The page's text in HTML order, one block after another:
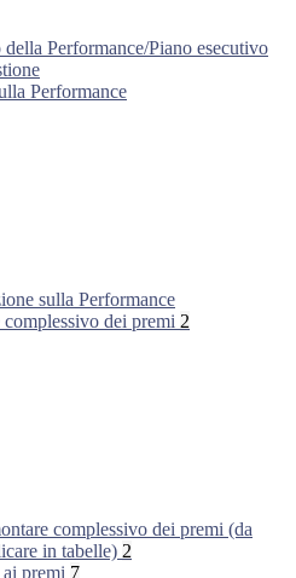
della Performance/Piano esecutivo
Performance
sulla Performance
dei premi 2
complessivo dei premi (da
in tabelle) 2
premi 7